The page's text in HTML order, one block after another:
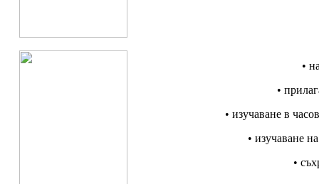
•
•
• изучаване в
• изучаване
•